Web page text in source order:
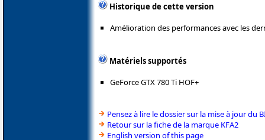
Historique de cette version
Amélioration des performances avec les
Matériels supportés
GeForce GTX 780 Ti HOF+
Pensez à lire le dossier sur la mise à jour du
Retour sur la fiche de la marque KFA2
English version of this page